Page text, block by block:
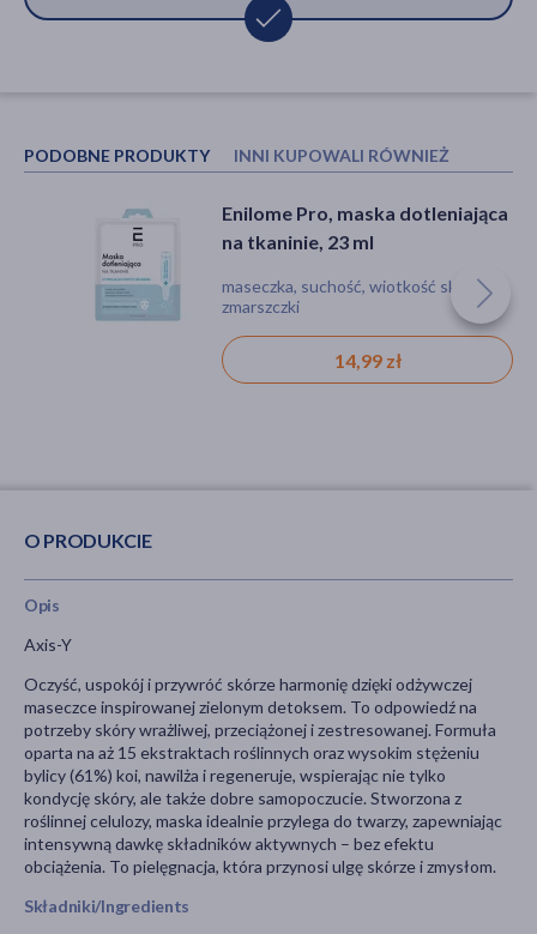
PODOBNE PRODUKTY INNI KUPOWALI RÓWNIEŻ
Enilome Pro, maska dotleniająca
na tkaninie, 23 ml
maseczka, suchość, wiotkość skóry,
zmarszczki
14,99 zł
Real Barrier Extreme,
nawilżająca maseczka do
maseczka, podrażnienie, suchość,
koreańskie
10,29 zł
O PRODUKCIE
Opis
Axis-Y
Oczyść, uspokój i przywróć skórze harmonię dzięki odżywczej
maseczce inspirowanej zielonym detoksem. To odpowiedź na
potrzeby skóry wrażliwej, przeciążonej i zestresowanej. Formuła
oparta na aż 15 ekstraktach roślinnych oraz wysokim stężeniu
bylicy (61%) koi, nawilża i regeneruje, wspierając nie tylko
kondycję skóry, ale także dobre samopoczucie. Stworzona z
roślinnej celulozy, maska idealnie przylega do twarzy, zapewniając
intensywną dawkę składników aktywnych – bez efektu
obciążenia. To pielęgnacja, która przynosi ulgę skórze i zmysłom.
Składniki/Ingredients